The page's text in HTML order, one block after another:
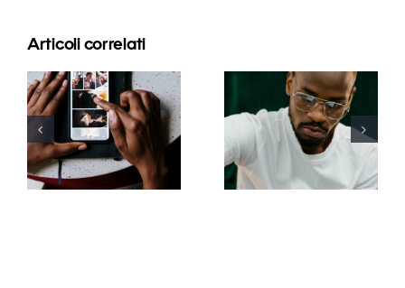
Articoli correlati
Le migliori
app per
animare
foto e
rendere
coinvolgenti
I 17 migliori
consigli
avanzati per
comprendere
l’algoritmo